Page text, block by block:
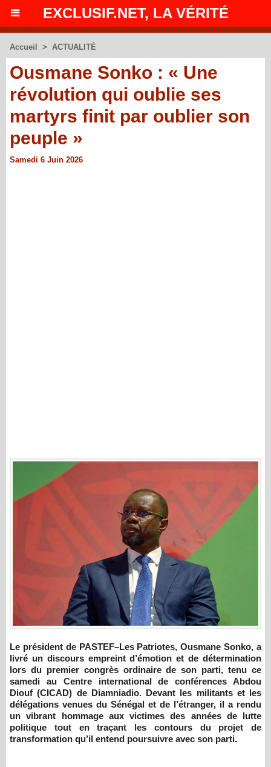
EXCLUSIF.NET, LA VÉRITÉ
Accueil > ACTUALITÉ
Ousmane Sonko : « Une
révolution qui oublie ses
martyrs finit par oublier son
peuple »
Samedi 6 Juin 2026
Le président de PASTEF–Les Patriotes, Ousmane Sonko, a
livré un discours empreint d’émotion et de détermination
lors du premier congrès ordinaire de son parti, tenu ce
samedi au Centre international de conférences Abdou
Diouf (CICAD) de Diamniadio. Devant les militants et les
délégations venues du Sénégal et de l’étranger, il a rendu
un vibrant hommage aux victimes des années de lutte
politique tout en traçant les contours du projet de
transformation qu’il entend poursuivre avec son parti.